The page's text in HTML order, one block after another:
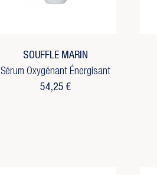
SOUFFLE MARIN
Sérum Oxygénant Énergisant
54,25 €